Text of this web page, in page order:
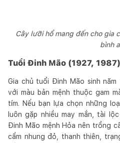
Cây lưỡi hổ mang đến cho gia
bình
Tuổi Đinh Mão (1927,
Gia chủ tuổi Đinh Mão sinh năm
với màu bản mệnh thuộc gam
tím. Nếu bạn lựa chọn những
luôn gặp nhiều may mắn, tài
Đinh Mão mệnh Hỏa nên trồng
cẩm nhung đỏ, thanh thiên,